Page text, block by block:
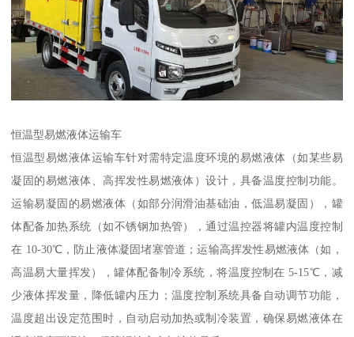
恒温型易燃液体运输车​
恒温型易燃液体运输车针对需特定温度环境的易燃液体（如某些易
凝固的易燃液体、高挥发性易燃液体）设计，具备温度控制功能。
运输易凝固的易燃液体（如部分润滑油基础油，低温易凝固），罐
体配备加热系统（如不锈钢加热管），通过温控器将罐内温度控制
在 10-30℃，防止液体凝固堵塞管道；运输高挥发性易燃液体（如，
高温易大量挥发），罐体配备制冷系统，将温度控制在 5-15℃，减
少液体挥发量，降低罐内压力；温度控制系统具备自动调节功能，
温度超出设定范围时，自动启动加热或制冷装置，确保易燃液体在